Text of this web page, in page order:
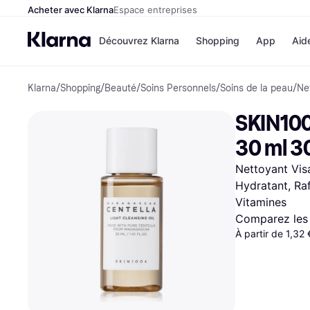
Acheter avec KlarnaEspace entreprises
Découvrez Klarna
Options de
paiement
Payer maintenant
Paiement en 3 fois
Paiement à 30 jours
Klarna sur Apple Pay
Shopping
Magasins
Airbnb
Temu
JD
Voir tous les
App
Klarna/Shopping/Beauté/Soins Personnels/Soins de la peau/
30 ml
Nettoyant
Hydratant,
Vitamines
Comparez
À partir de 1,32